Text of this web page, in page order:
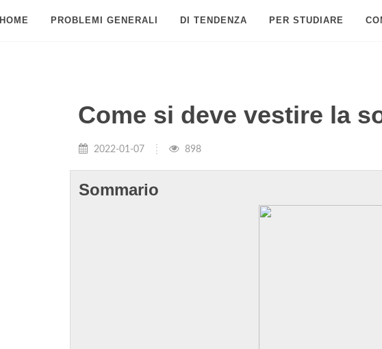
PROBLEMI GENERALI DI TENDENZA PER STUDIARE
Come si deve vestire la
2022-01-07 898
Sommario